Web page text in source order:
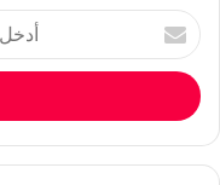
أدخل
بريدك
الإلكتروني